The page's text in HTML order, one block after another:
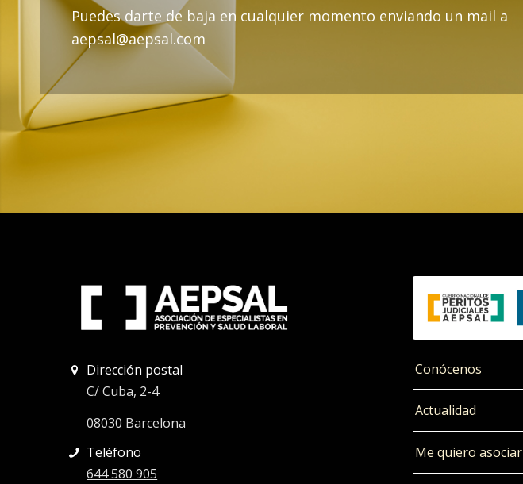
Puedes darte de baja en cualquier momento enviando un mail a
aepsal@aepsal.com
Dirección postal
C/ Cuba, 2-4
08030 Barcelona
Teléfono
644 580 905
Conócenos
Actualidad
Me quiero asociar